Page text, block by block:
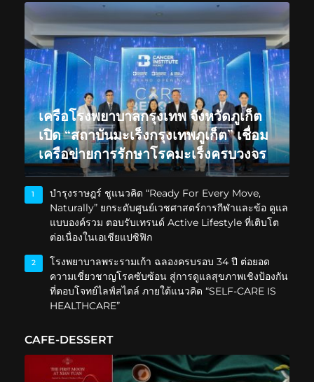
เครือโรงพยาบาลกรุงเทพ จังหวัดภูเก็ต
เปิด “สถาบันมะเร็งกรุงเทพภูเก็ต” เชื่อม
เครือข่ายการรักษาโรคมะเร็งครบวงจร
1
บำรุงราษฎร์ ชูแนวคิด “Ready For Every Move,
Naturally” ยกระดับศูนย์เวชศาสตร์การกีฬาและข้อ ดูแล
แบบองค์รวม ตอบรับเทรนด์ Active Lifestyle ที่เติบโต
ต่อเนื่องในเอเชียแปซิฟิก
2
โรงพยาบาลพระรามเก้า ฉลองครบรอบ 34 ปี ต่อยอด
ความเชี่ยวชาญโรคซับซ้อน สู่การดูแลสุขภาพเชิงป้องกัน
ที่ตอบโจทย์ไลฟ์สไตล์ ภายใต้แนวคิด “SELF-CARE IS
HEALTHCARE”
CAFE-DESSERT